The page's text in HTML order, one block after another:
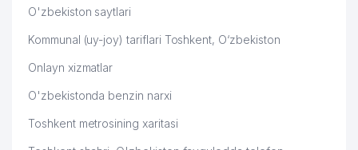
O'zbekiston saytlari
Kommunal (uy-joy) tariflari Toshkent, O‘zbekiston
Onlayn xizmatlar
O'zbekistonda benzin narxi
Toshkent metrosining xaritasi